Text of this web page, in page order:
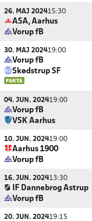
26. MAJ 202415:30
ASA, Aarhus
Vorup fB
30. MAJ 202419:00
Vorup fB
Skødstrup SF
04. JUN. 202419:00
Vorup fB
VSK Aarhus
10. JUN. 202419:00
Aarhus 1900
Vorup fB
16. JUN. 202413:30
IF Dannebrog Astrup
Vorup fB
20. JUN. 202419:15